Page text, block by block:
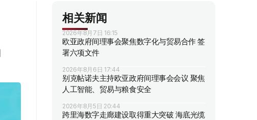
相关新闻
2026年8月7日 16:15
欧亚政府间理事会聚焦数字化与贸易合作 签
署六项文件
2026年8月6日 17:44
别克帖诺夫主持欧亚政府间理事会会议 聚焦
人工智能、贸易与粮食安全
2026年8月5日 20:44
跨里海数字走廊建设取得重大突破 海底光缆